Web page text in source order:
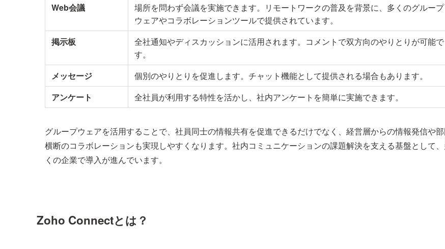
Web会議
場所を問わず会議を実施できます。リモートワークの普及を背景に、多くのグループ
ウェアやコラボレーションツールで提供されています。
掲示板
全社通知やディスカッションに活用されます。コメントで双方向のやりとりが可能で
す。
メッセージ
個別のやりとりを促進します。チャット機能として提供される場合もあります。
アンケート
全社員が利用する特性を活かし、社内アンケートを簡単に実施できます。
グループウェアを活用することで、社員同士の情報共有を促進できるだけでなく、経営層からの情報発信や
横断のコラボレーションも実現しやすくなります。社内コミュニケーションの課題解決を支える基盤として
くの企業で導入が進んでいます。
Zoho Connectとは？